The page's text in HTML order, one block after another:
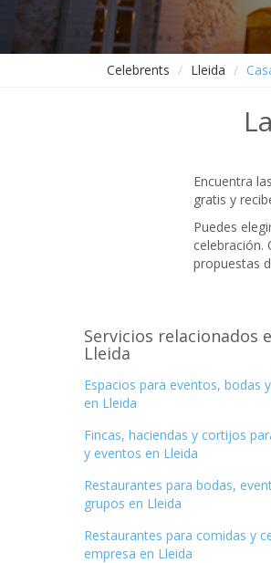
Celebrents Lleida
Encuentra
gratis y
Puedes
celebración.
propuestas
Servicios relacionados
Lleida
Espacios para eventos, bodas
en Lleida
Fincas, haciendas y cortijos
y eventos en Lleida
Restaurantes para bodas,
grupos en Lleida
Restaurantes para comidas y
empresa en Lleida